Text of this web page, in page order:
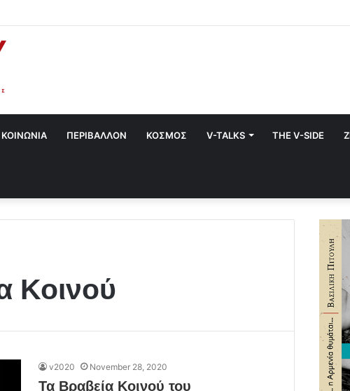
ΚΟΙΝΩΝΙΑ ΠΕΡΙΒΑΛΛΟΝ ΚΟΣΜΟΣ V-TALKS THE V-SIDE
Κοινού
v2020 November 28, 2020
Τα Βραβεία Κοινού του